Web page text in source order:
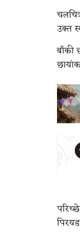
उक्त
बाँकी